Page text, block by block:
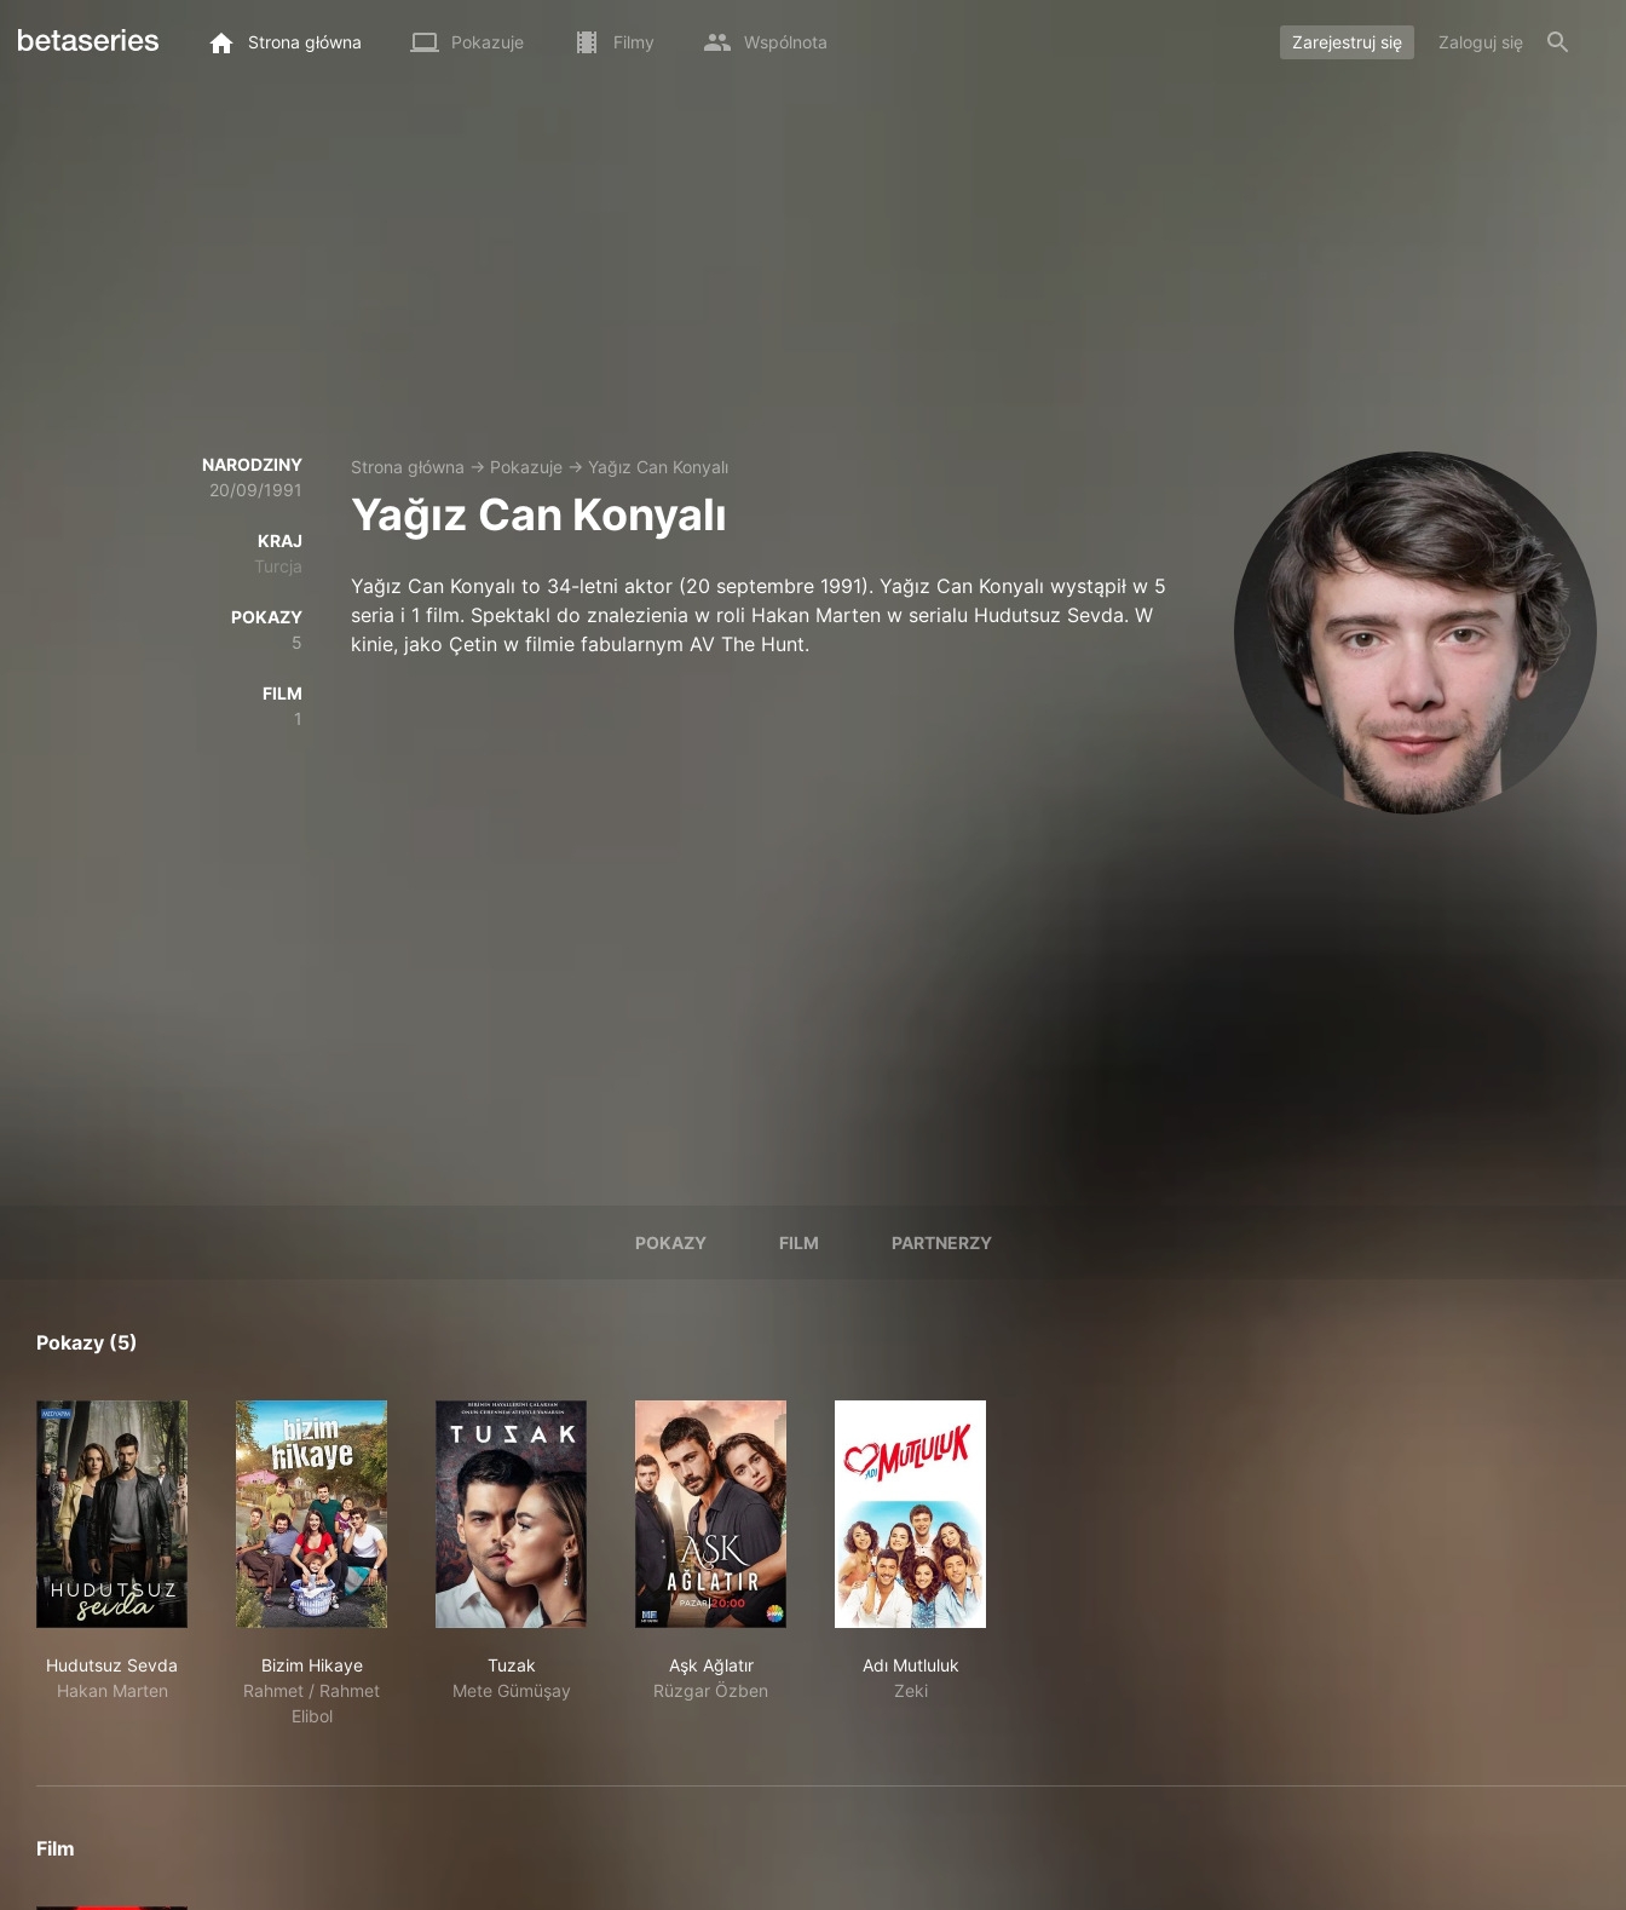
Strona główna Pokazuje Filmy Wspólnota Zarejestruj się Zaloguj się
NARODZINY
20/09/1991
KRAJ
Turcja
POKAZY
5
FILM
1
Strona główna → Pokazuje → Yağız Can Konyalı
Yağız Can Konyalı
Yağız Can Konyalı to 34-letni aktor (20 septembre 1991). Yağız Can Konyalı wystąpił w 5
seria i 1 film. Spektakl do znalezienia w roli Hakan Marten w serialu Hudutsuz Sevda. W
kinie, jako Çetin w filmie fabularnym AV The Hunt.
POKAZY FILM PARTNERZY
Pokazy (5)
Hudutsuz Sevda
Hakan Marten
Bizim Hikaye
Rahmet / Rahmet
Elibol
Tuzak
Mete Gümüşay
Aşk Ağlatır
Rüzgar Özben
Adı Mutluluk
Zeki
Film